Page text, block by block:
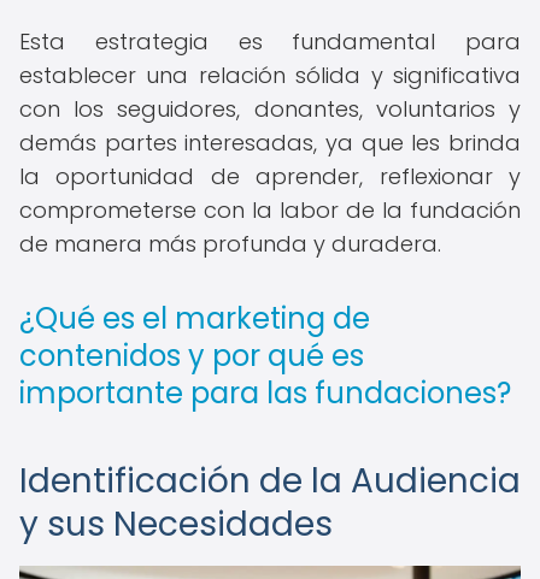
Esta estrategia es fundamental para
establecer una relación sólida y significativa
con los seguidores, donantes, voluntarios y
demás partes interesadas, ya que les brinda
la oportunidad de aprender, reflexionar y
comprometerse con la labor de la fundación
de manera más profunda y duradera.
¿Qué es el marketing de
contenidos y por qué es
importante para las fundaciones?
Identificación de la Audiencia
y sus Necesidades